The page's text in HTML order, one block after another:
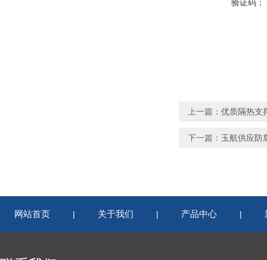
验证码：
上一篇： 优质隔热支
下一篇： 玉航供应防
网站首页 | 关于我们 | 产品中心 |